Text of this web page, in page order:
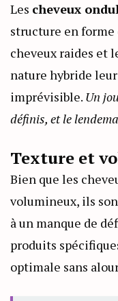
Les cheveux
structure en forme
cheveux raides et
nature hybride
imprévisible. Un
définis, et le
Texture et
Bien que les
volumineux, ils
à un manque de
produits
optimale sans